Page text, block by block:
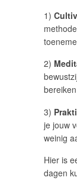
1)
2)
3)
je jouw
weinig
Hier is
dagen